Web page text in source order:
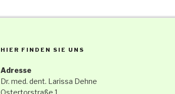
HIER FINDEN SIE UNS
Adresse
Dr. med. dent. Larissa Dehne